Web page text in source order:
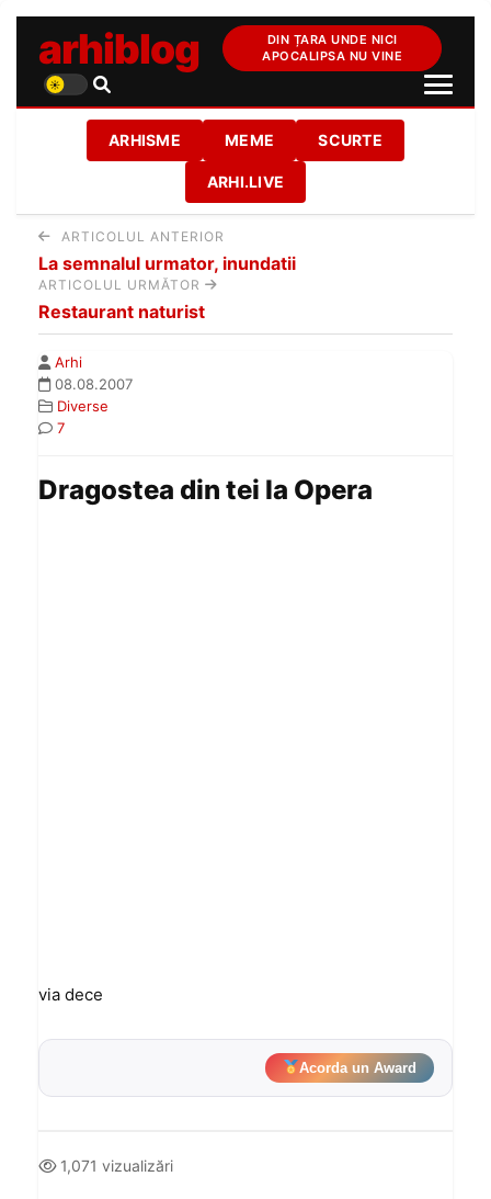
arhiblog
DIN ȚARA UNDE NICI
APOCALIPSA NU VINE
ARHISME MEME SCURTE
ARHI.LIVE
ARTICOLUL ANTERIOR
La semnalul urmator, inundatii
ARTICOLUL URMĂTOR
Restaurant naturist
Arhi
08.08.2007
Diverse
7
Dragostea din tei la Opera
via dece
Acorda un Award
1,071 vizualizări